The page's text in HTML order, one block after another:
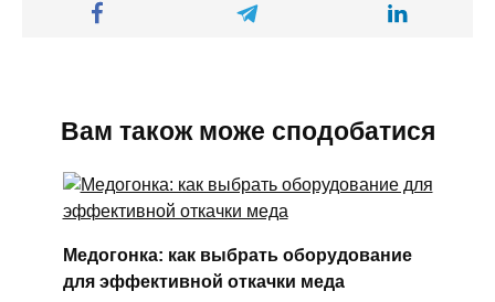
Вам також може сподобатися
Медогонка: как выбрать оборудование
для эффективной откачки меда